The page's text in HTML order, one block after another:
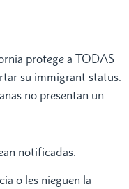
protege a TODAS
su immigrant status.
no presentan un
notificadas.
o les nieguen la